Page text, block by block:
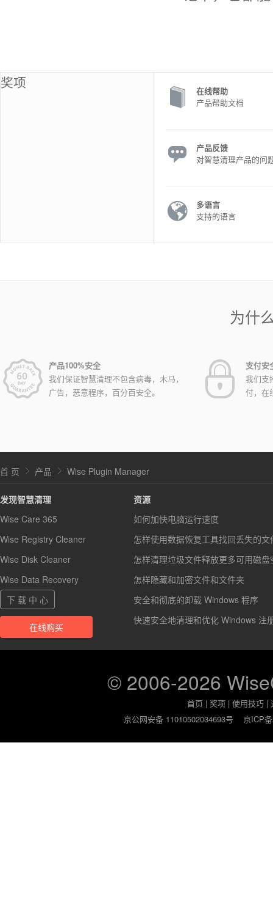
奖项
在线帮助
产品帮助文档
产品反馈
对智慧清理产品的问
多语言
支持的语言
为什
产品100%安全
我们保证智慧清理不包含病毒，木马，
广告，恶意程序，百分百安全。
支付安
我们支
付，在
首 页 产品 Wise Plugin Manager
发现智慧清理
Wise Care 365
Wise Registry Cleaner
Wise Disk Cleaner
Wise Data Recovery
下 载 中 心
在线购买
资源
如何加快电脑运行速度
怎样使用数据恢复工具找回丢失的文
怎样清理垃圾文件释放更多可用磁盘
怎样隐藏和加密文件和文件夹
安全和彻底的卸载 Windows 程序
快速安全地清理和优化 Windows 注
© 2006-2026
首页 |奖项 |使用技巧 |
京公网安备 11010502034693号
京ICP